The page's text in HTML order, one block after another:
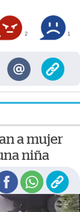
2 1
a mujer
niña